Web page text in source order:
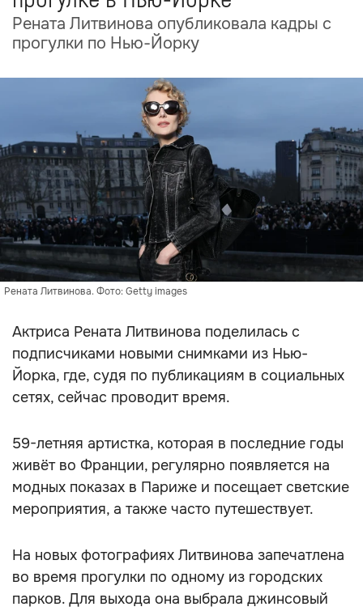
Рената Литвинова опубликовала кадры с
прогулки по Нью-Йорку
Рената Литвинова. Фото: Getty images
Актриса Рената Литвинова поделилась с
подписчиками новыми снимками из Нью-
Йорка, где, судя по публикациям в социальных
сетях, сейчас проводит время.
59-летняя артистка, которая в последние годы
живёт во Франции, регулярно появляется на
модных показах в Париже и посещает светские
мероприятия, а также часто путешествует.
На новых фотографиях Литвинова запечатлена
во время прогулки по одному из городских
парков. Для выхода она выбрала джинсовый